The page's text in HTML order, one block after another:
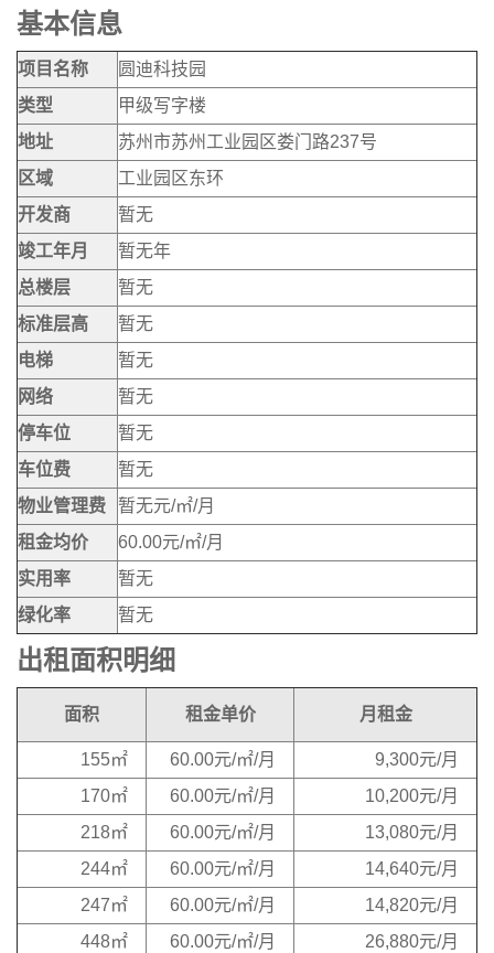
基本信息
项目名称
圆迪科技园
类型
甲级写字楼
地址
苏州市苏州工业园区娄门路237号
区域
工业园区东环
开发商
暂无
竣工年月
暂无年
总楼层
暂无
标准层高
暂无
电梯
暂无
网络
暂无
停车位
暂无
车位费
暂无
物业管理费
暂无元/㎡/月
租金均价
60.00元/㎡/月
实用率
暂无
绿化率
暂无
出租面积明细
面积 租金单价 月租金
155㎡ 60.00元/㎡/月
9,300元/月
170㎡
60.00元/㎡/月
10,200元/月
218㎡
60.00元/㎡/月
13,080元/月
244㎡
60.00元/㎡/月
14,640元/月
247㎡
60.00元/㎡/月
14,820元/月
448㎡
60.00元/㎡/月 26,880元/月